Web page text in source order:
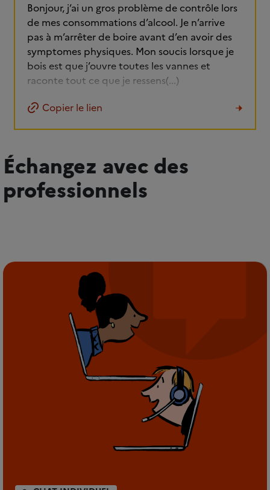
Bonjour, j’ai un gros problème de contrôle lors
de mes consommations d’alcool. Je n’arrive
pas à m’arrêter de boire avant d’en avoir des
symptomes physiques. Mon soucis lorsque je
bois est que j’ouvre toutes les vannes et
raconte tout ce que je ressens(...)
Copier le lien
Échangez avec des
professionnels